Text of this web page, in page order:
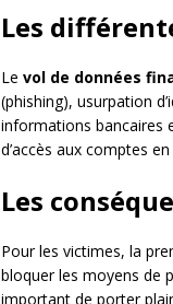
Les
Le vol de données
(phishing), usurpation
informations bancaires
d’accès aux comptes
Les
Pour les victimes, la
bloquer les moyens de
important de porter